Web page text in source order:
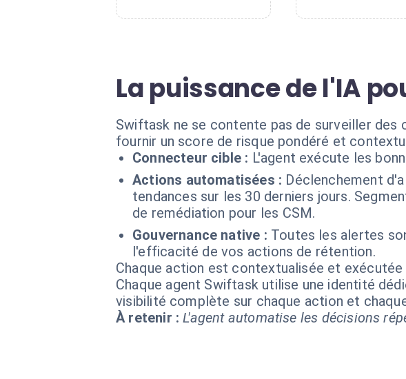
La puissance de l'IA
Swiftask ne se contente pas de surveiller
fournir un score de risque pondéré et
Connecteur cible : L'agent exécute les
Actions automatisées : Déclenchement
tendances sur les 30 derniers jours.
de remédiation pour les CSM.
Gouvernance native : Toutes les alertes
l'efficacité de vos actions de rétention.
Chaque action est contextualisée et
Chaque agent Swiftask utilise une identité
visibilité complète sur chaque action et
À retenir : L'agent automatise les décisions